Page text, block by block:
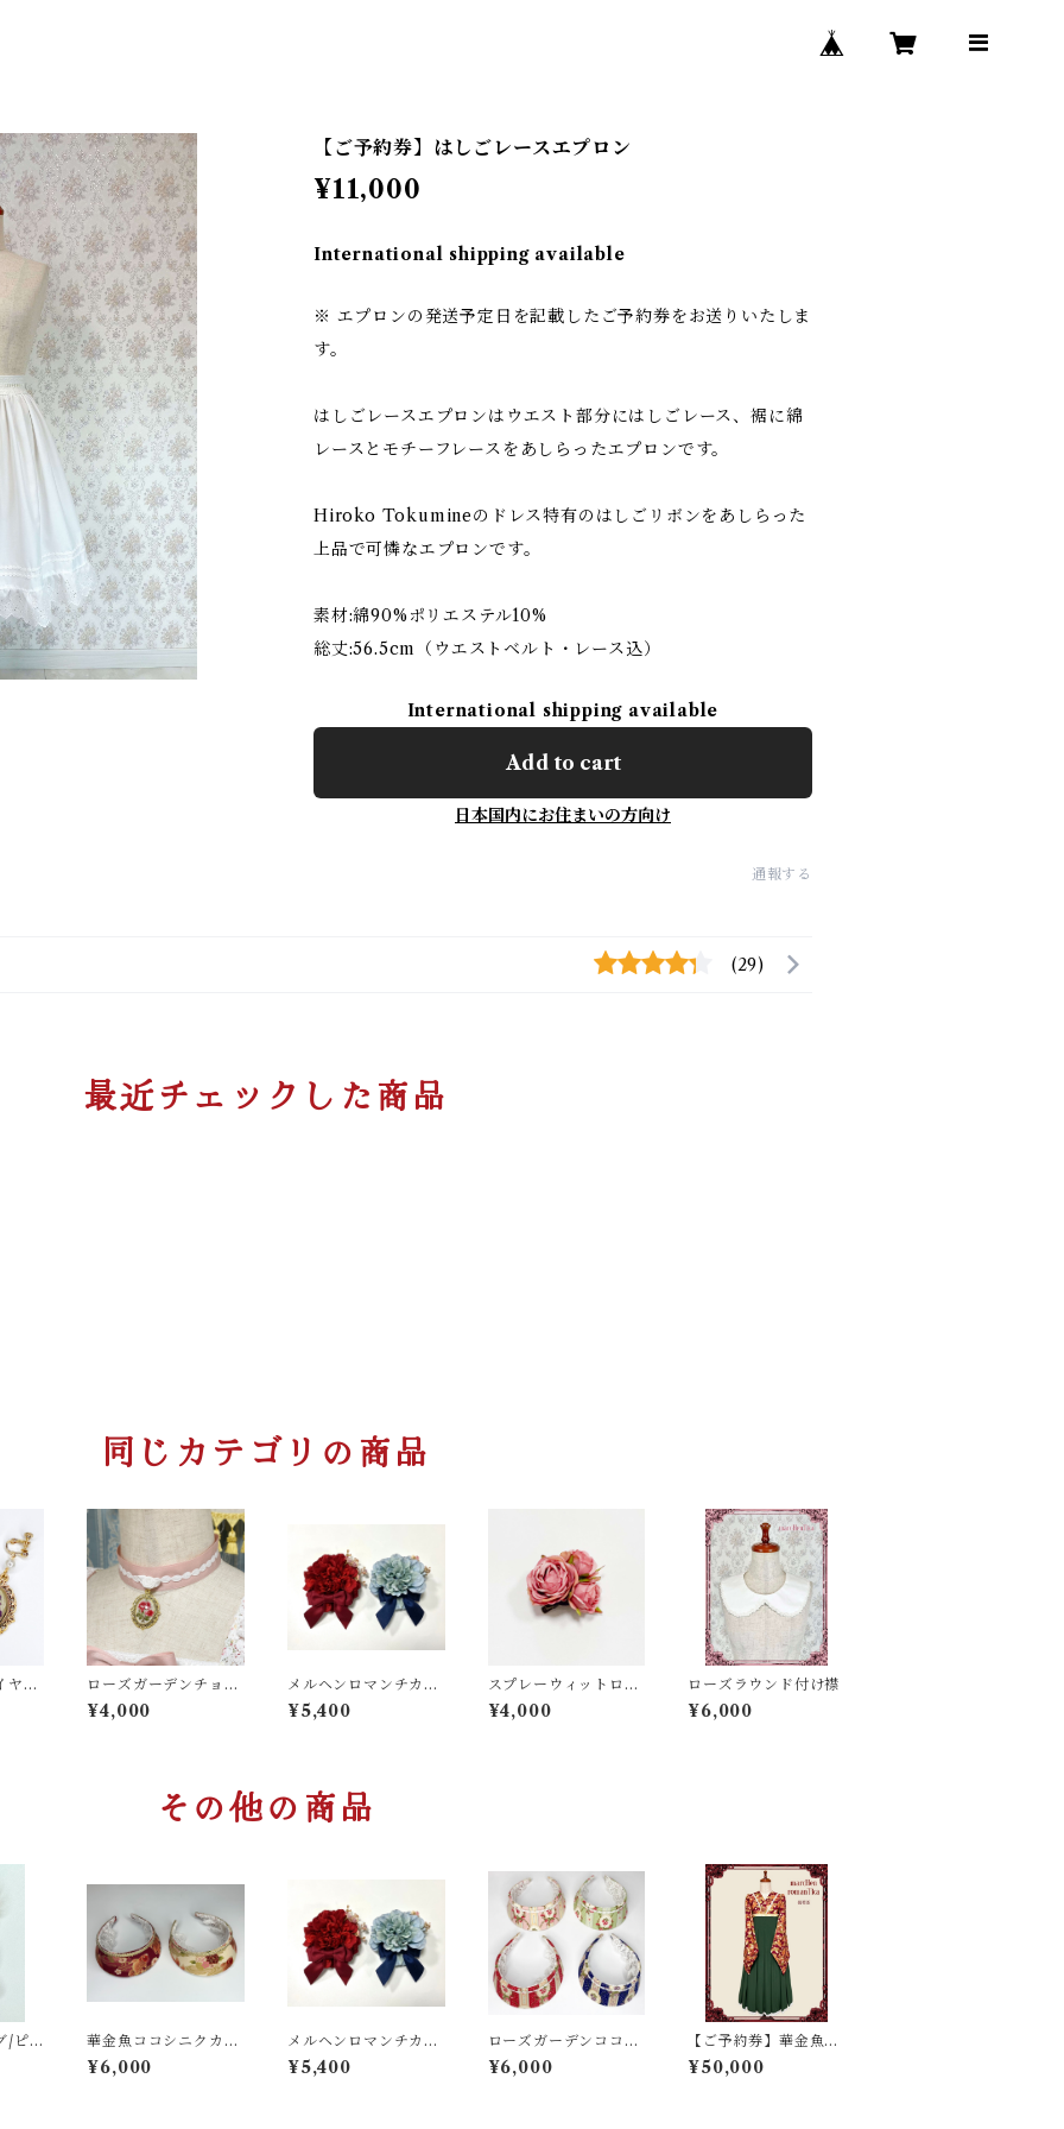
【ご予約券】はしごレースエプロン
¥11,000
International shipping available
※ エプロンの発送予定日を記載したご予約券をお送りいたしま
す。
はしごレースエプロンはウエスト部分にはしごレース、裾に綿
レースとモチーフレースをあしらったエプロンです。
Hiroko Tokumineのドレス特有のはしごリボンをあしらった
上品で可憐なエプロンです。
素材:綿90%ポリエステル10%
総丈:56.5cm（ウエストベルト・レース込）
International shipping available
Add to cart
日本国内にお住まいの方向け
通報する
(29)
最近チェックした商品
同じカテゴリの商品
ヤリ
ローズガーデンチョー
カー
¥4,000
メルヘンロマンチカお
花コサージュ
¥5,400
スプレーウィットロー
ズクリップ＆コサージ
ュ
¥4,000
ローズラウンド付け襟
¥6,000
その他の商品
/ピ
華金魚ココシニクカチ
ューシャ
¥6,000
メルヘンロマンチカお
花コサージュ
¥5,400
ローズガーデンココシ
ニクカチューシャ
¥6,000
【ご予約券】華金魚ワ
ンピース
¥50,000